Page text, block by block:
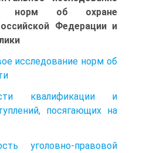
норм об охране
Федерации и
исследование норм об
квалификации и
посягающих на
уголовно-правовой